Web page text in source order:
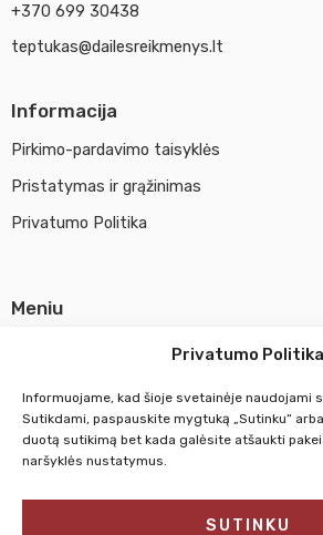
Privatumo Politika
Informuojame, kad šioje svetainėje naudojami
Sutikdami, paspauskite mygtuką „Sutinku“
duotą sutikimą bet kada galėsite atšaukti
naršyklės nustatymus.
SUTINKU
+370 699 30438
teptukas@dailesreikmenys.lt
Informacija
Pirkimo-pardavimo taisyklės
Pristatymas ir grąžinimas
Privatumo Politika
Meniu
Susisiekti su mumis